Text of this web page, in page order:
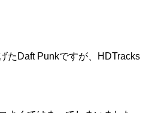
たDaft Punkですが、HDTracks